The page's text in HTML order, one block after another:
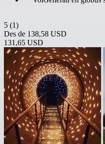
5 (1)
Des de 138,58 USD
131,65 USD